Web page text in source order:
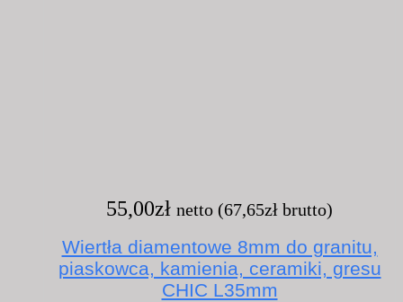
55,00zł netto (67,65zł brutto)
Wiertła diamentowe 8mm do granitu,
piaskowca, kamienia, ceramiki, gresu
CHIC L35mm